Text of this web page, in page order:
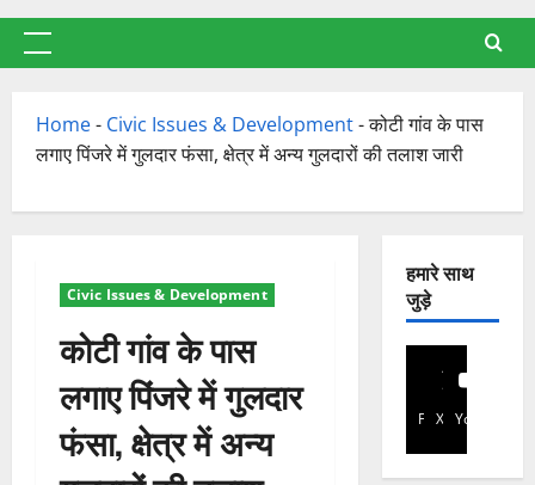
प्राथमिक
Home- Civic Issues & Development-कोटी गांव के पास
लगाए पिंजरे में गुलदार फंसा, क्षेत्र में अन्य गुलदारों की तलाश जारी
Civic Issues & Development
कोटी गांव के पास
लगाए पिंजरे में गुलदार
फंसा, क्षेत्र में अन्य
हमारे साथ
जुड़े
Facebook
X YouTube